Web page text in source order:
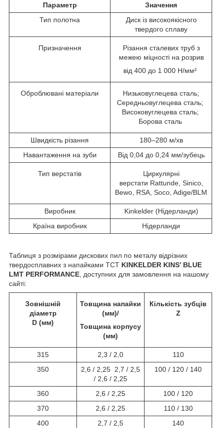
Параметр
Значення
Тип полотна
Диск із високоякісного
твердого сплаву
Призначення
Різання сталевих труб з
межею міцності на розрив
від 400 до 1 000 Н/мм²
Оброблювані матеріали
Низьковуглецева сталь;
Середньовуглецева сталь;
Високовуглецева сталь;
Борова сталь
Швидкість різання
180–280 м/хв
Навантаження на зуби
Від 0,04 до 0,24 мм/зубець
Тип верстатів
Циркулярні
верстати Rattunde, Sinico,
Bewo, RSA, Soco, Adige/BLM
Виробник
Kinkelder (Нідерланди)
Країна виробник
Нідерланди
Таблиця з розмірами дискових пил по металу відрізних
твердосплавних з напайками TCT KINKELDER KINS’ BLUE
LMT PERFORMANCE , доступних для замовлення на нашому
сайті:
Зовнішній
діаметр
D (мм)
Товщина напайки
(мм)/
Товщина корпусу
(мм)
Кількість зубців
Z
315 2,3 / 2,0
110
350
2,6 / 2,25 2,7 / 2,5
/ 2,6 / 2,25
100 / 120 / 140
360 2,6 / 2,25
100 / 120
370
2,6 / 2,25
110 / 130
400
2,7 / 2,5
140